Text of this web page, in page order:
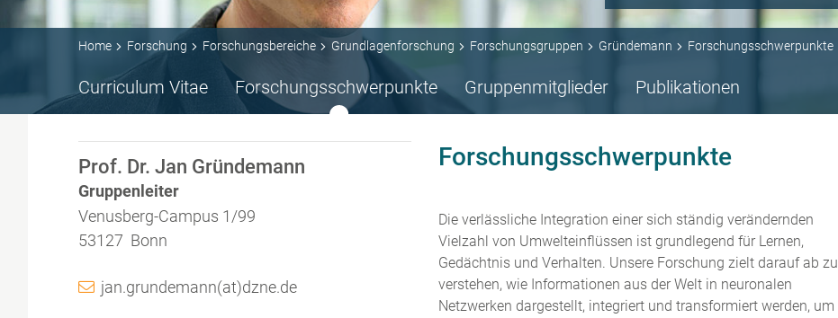
Home Forschung Forschungsbereiche Grundlagenforschung Forschungsgruppen Gründemann Forschungsschwerpunkte
Curriculum Vitae Forschungsschwerpunkte Gruppenmitglieder Publikationen
Prof. Dr. Jan Gründemann
Gruppenleiter
Venusberg-Campus 1/99
53127 Bonn
jan.grundemann(at)dzne.de
Forschungsschwerpunkte
Die verlässliche Integration einer sich ständig verändernden
Vielzahl von Umwelteinflüssen ist grundlegend für Lernen,
Gedächtnis und Verhalten. Unsere Forschung zielt darauf ab zu
verstehen, wie Informationen aus der Welt in neuronalen
Netzwerken dargestellt, integriert und transformiert werden, um